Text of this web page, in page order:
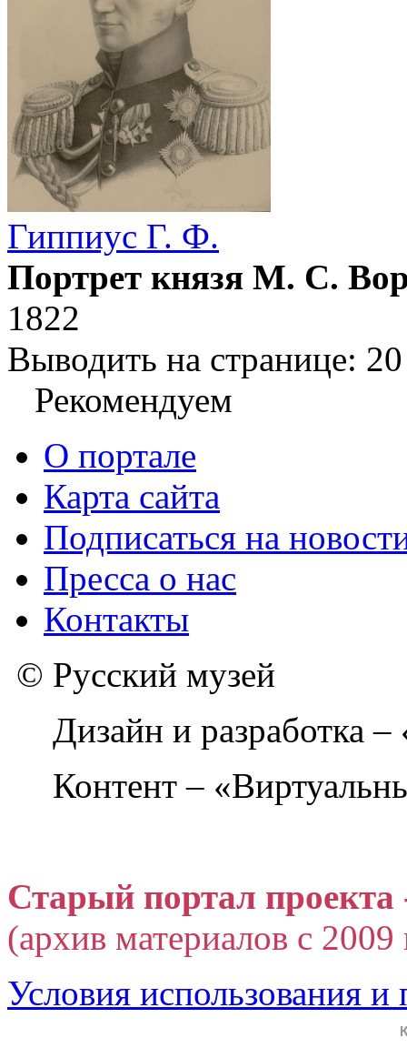
Гиппиус Г. Ф.
Портрет князя М. С.
1822
Выводить на странице: 20
Рекомендуем
О портале
Карта сайта
Подписаться на
Пресса о нас
Контакты
© Русский музей
Дизайн и разработка
Контент –
Старый портал
(архив материалов с
Условия использования